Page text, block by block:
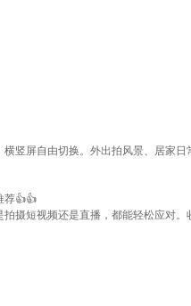
竖屏自由切换。外出拍风景、居家
荐👍👍
短视频还是直播，都能轻松应对